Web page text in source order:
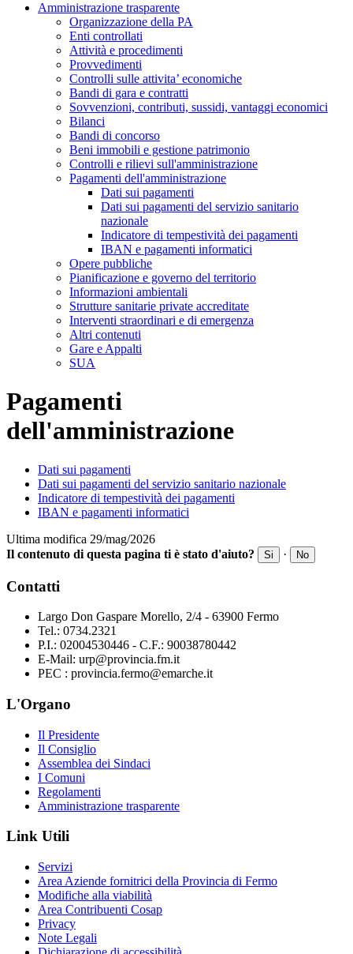
Amministrazione trasparente
Organizzazione della PA
Enti controllati
Attività e procedimenti
Provvedimenti
Controlli sulle attivita’ economiche
Bandi di gara e contratti
Sovvenzioni, contributi, sussidi, vantaggi economici
Bilanci
Bandi di concorso
Beni immobili e gestione patrimonio
Controlli e rilievi sull'amministrazione
Pagamenti dell'amministrazione
Dati sui pagamenti
Dati sui pagamenti del servizio sanitario
nazionale
Indicatore di tempestività dei pagamenti
IBAN e pagamenti informatici
Opere pubbliche
Pianificazione e governo del territorio
Informazioni ambientali
Strutture sanitarie private accreditate
Interventi straordinari e di emergenza
Altri contenuti
Gare e Appalti
SUA
Pagamenti
dell'amministrazione
Dati sui pagamenti
Dati sui pagamenti del servizio sanitario nazionale
Indicatore di tempestività dei pagamenti
IBAN e pagamenti informatici
Ultima modifica 29/mag/2026
Il contenuto di questa pagina ti è stato d'aiuto?
Si · No
Contatti
Largo Don Gaspare Morello, 2/4 - 63900 Fermo
Tel.: 0734.2321
P.I.: 02004530446 - C.F.: 90038780442
E-Mail: urp@provincia.fm.it
PEC : provincia.fermo@emarche.it
L'Organo
Il Presidente
Il Consiglio
Assemblea dei Sindaci
I Comuni
Regolamenti
Amministrazione trasparente
Link Utili
Servizi
Area Aziende fornitrici della Provincia di Fermo
Modifiche alla viabilità
Area Contribuenti Cosap
Privacy
Note Legali